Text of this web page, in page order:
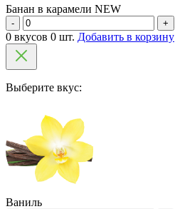
Банан в карамели NEW
- +
0 вкусов 0 шт. Добавить в корзину
Выберите вкус:
Ваниль